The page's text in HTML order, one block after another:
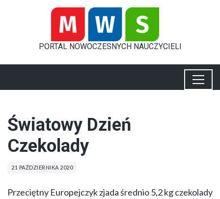
PORTAL NOWOCZESNYCH NAUCZYCIELI
Światowy Dzień
Czekolady
21 PAŹDZIERNIKA 2020
Przeciętny Europejczyk zjada średnio 5,2 kg czekolady